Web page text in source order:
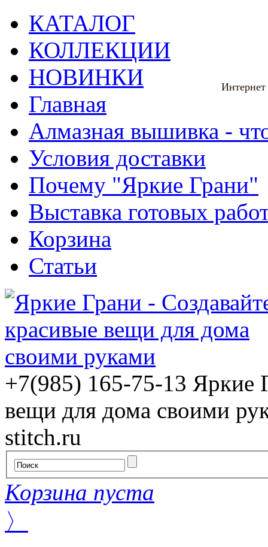
КАТАЛОГ
КОЛЛЕКЦИИ
НОВИНКИ
Главная
Алмазная вышивка -
Условия доставки
Почему "Яркие Грани"
Выставка готовых
Корзина
Статьи
+7(985) 165-75-13 Яркие
вещи для дома своими
stitch.ru
Корзина пуста
〉